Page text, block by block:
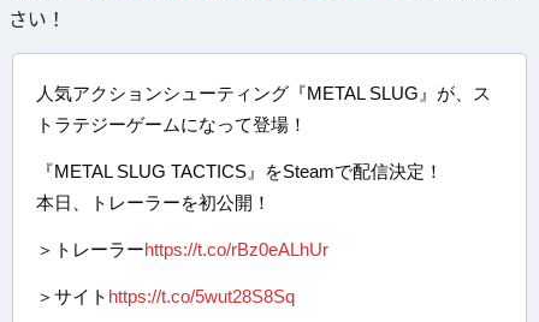
さい！
人気アクションシューティング『METAL SLUG』が、ス
トラテジーゲームになって登場！
『METAL SLUG TACTICS』をSteamで配信決定！
本日、トレーラーを初公開！
＞トレーラーhttps://t.co/rBz0eALhUr
＞サイト https://t.co/5wut28S8Sq